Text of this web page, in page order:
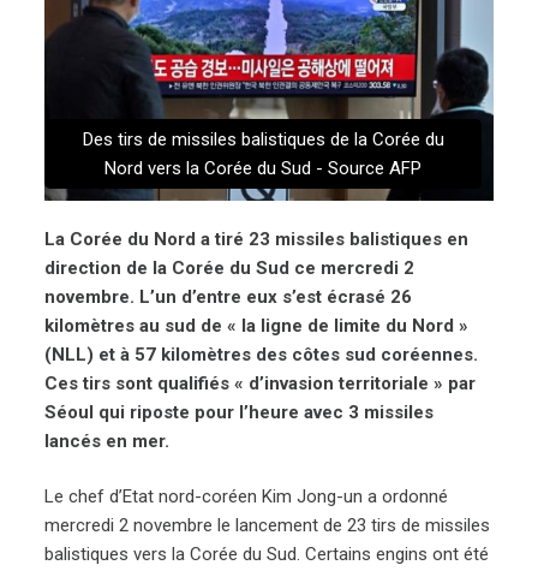
Des tirs de missiles balistiques de la Corée du
Nord vers la Corée du Sud - Source AFP
La Corée du Nord a tiré 23 missiles balistiques en
direction de la Corée du Sud ce mercredi 2
novembre. L’un d’entre eux s’est écrasé 26
kilomètres au sud de « la ligne de limite du Nord »
(NLL) et à 57 kilomètres des côtes sud coréennes.
Ces tirs sont qualifiés « d’invasion territoriale » par
Séoul qui riposte pour l’heure avec 3 missiles
lancés en mer.
Le chef d’Etat nord-coréen Kim Jong-un a ordonné
mercredi 2 novembre le lancement de 23 tirs de missiles
balistiques vers la Corée du Sud. Certains engins ont été